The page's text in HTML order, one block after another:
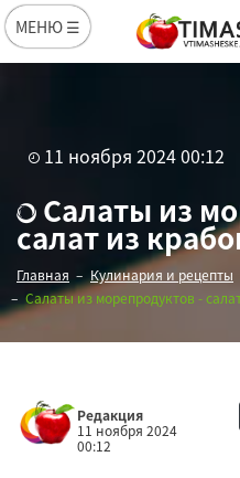
МЕНЮ ☰
11 ноября 2024 00:12
Салаты из
салат из
Главная Кулинария и рецепты
Салаты из морепродуктов -
Редакция
11 ноября 2024
00:12